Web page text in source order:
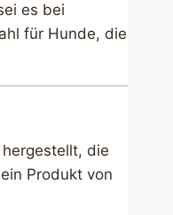
es bei
für Hunde, die
die
Produkt von